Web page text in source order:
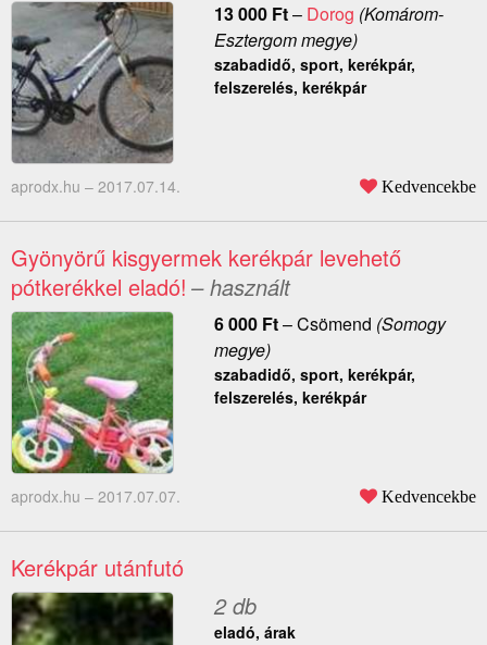
13 000 Ft– Dorog (Komárom-
Esztergom megye)
szabadidő, sport, kerékpár,
felszerelés, kerékpár
aprodx.hu – 2017.07.14. Kedvencekbe
Gyönyörű kisgyermek kerékpár levehető
pótkerékkel eladó! – használt
6 000 Ft–Csömend (Somogy
megye)
szabadidő, sport, kerékpár,
felszerelés, kerékpár
aprodx.hu – 2017.07.07. Kedvencekbe
Kerékpár utánfutó
2 db
eladó, árak